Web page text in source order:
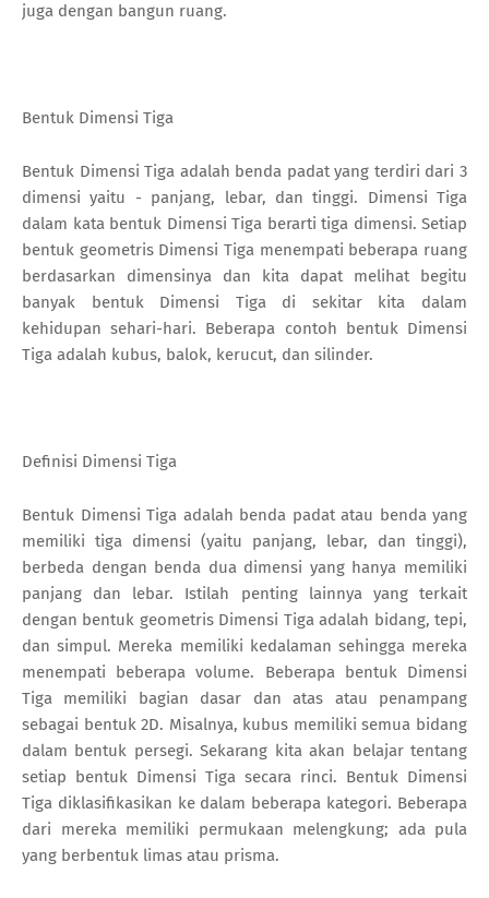
juga dengan bangun ruang.
Bentuk Dimensi Tiga
Bentuk Dimensi Tiga adalah benda padat yang terdiri dari 3
dimensi yaitu - panjang, lebar, dan tinggi. Dimensi Tiga
dalam kata bentuk Dimensi Tiga berarti tiga dimensi. Setiap
bentuk geometris Dimensi Tiga menempati beberapa ruang
berdasarkan dimensinya dan kita dapat melihat begitu
banyak bentuk Dimensi Tiga di sekitar kita dalam
kehidupan sehari-hari. Beberapa contoh bentuk Dimensi
Tiga adalah kubus, balok, kerucut, dan silinder.
Definisi Dimensi Tiga
Bentuk Dimensi Tiga adalah benda padat atau benda yang
memiliki tiga dimensi (yaitu panjang, lebar, dan tinggi),
berbeda dengan benda dua dimensi yang hanya memiliki
panjang dan lebar. Istilah penting lainnya yang terkait
dengan bentuk geometris Dimensi Tiga adalah bidang, tepi,
dan simpul. Mereka memiliki kedalaman sehingga mereka
menempati beberapa volume. Beberapa bentuk Dimensi
Tiga memiliki bagian dasar dan atas atau penampang
sebagai bentuk 2D. Misalnya, kubus memiliki semua bidang
dalam bentuk persegi. Sekarang kita akan belajar tentang
setiap bentuk Dimensi Tiga secara rinci. Bentuk Dimensi
Tiga diklasifikasikan ke dalam beberapa kategori. Beberapa
dari mereka memiliki permukaan melengkung; ada pula
yang berbentuk limas atau prisma.